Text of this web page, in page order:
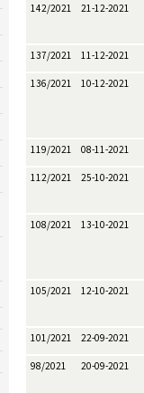
142/2021 21-12-2021
137/2021 11-12-2021
136/2021 10-12-2021
119/2021 08-11-2021
112/2021 25-10-2021
108/2021 13-10-2021
105/2021 12-10-2021
101/2021 22-09-2021
98/2021 20-09-2021